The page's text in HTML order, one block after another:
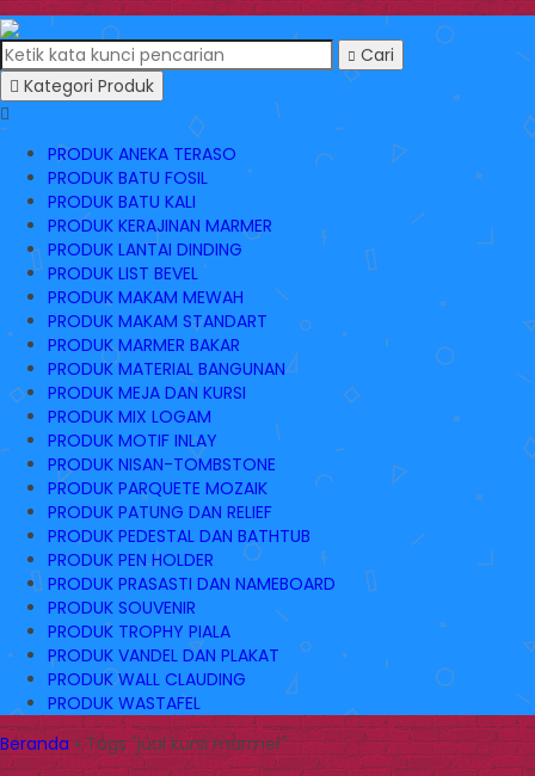
Cari
Kategori Produk
PRODUK ANEKA TERASO
PRODUK BATU FOSIL
PRODUK BATU KALI
PRODUK KERAJINAN MARMER
PRODUK LANTAI DINDING
PRODUK LIST BEVEL
PRODUK MAKAM MEWAH
PRODUK MAKAM STANDART
PRODUK MARMER BAKAR
PRODUK MATERIAL BANGUNAN
PRODUK MEJA DAN KURSI
PRODUK MIX LOGAM
PRODUK MOTIF INLAY
PRODUK NISAN-TOMBSTONE
PRODUK PARQUETE MOZAIK
PRODUK PATUNG DAN RELIEF
PRODUK PEDESTAL DAN BATHTUB
PRODUK PEN HOLDER
PRODUK PRASASTI DAN NAMEBOARD
PRODUK SOUVENIR
PRODUK TROPHY PIALA
PRODUK VANDEL DAN PLAKAT
PRODUK WALL CLAUDING
PRODUK WASTAFEL
Beranda»Tags "jual kursi marmer"